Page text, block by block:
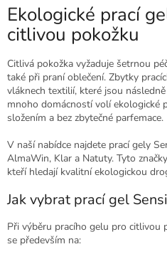
l
á
c
í
p
r
v
y
v
ý
i
u
Ekologické prací
citlivou pokožku
Citlivá pokožka vyžaduje šetrnou
také při praní oblečení. Zbytky
vláknech textilií, které jsou
mnoho domácností volí ekologické
složením a bez zbytečné parfemace.
V naší nabídce najdete prací gely
AlmaWin, Klar a Natuty. Tyto
kteří hledají kvalitní ekologickou
Jak vybrat prací gel
Při výběru pracího gelu pro citlivou
se především na: